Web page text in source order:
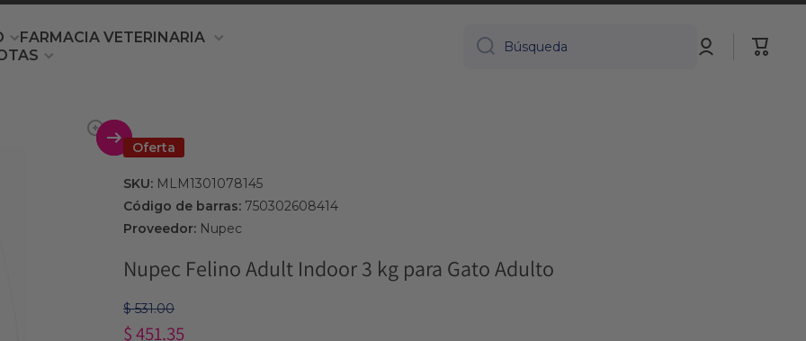
FARMACIA VETERINARIA
Búsqueda
Iniciar
sesión
Carrito
Oferta
SKU: MLM1301078145
Código de barras:750302608414
Proveedor:Nupec
Nupec Felino Adult Indoor 3 kg para Gato Adulto
$ 531.00
$ 451.35